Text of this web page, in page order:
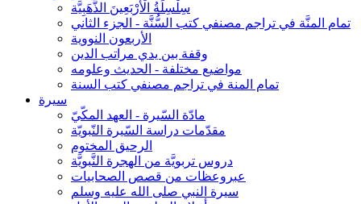
سِلْسِلَةُ الْأرْبَعِينَ الذَّهَبِيَّة
تمام المنَّة في تراجم مصنفي كتب السُّنَّة - الجزء الثاني
الأربعون النووية
وقفة بين يدي مراتب الدين
مواضيع مختلفة - الحديث وعلومه
تمام المنة في تراجم مصنفي كتب السنة
سيرة
مادّة السّيرة - العهد المكّيّ
مقدّمات دراسة السّيرة النّبويّة
الرحيق المختوم
دروس تربويَّة من الهجرة النَّبويَّة
عبروعظات من قصص الصحابيات
سيرة النبي صلى الله عليه وسلم